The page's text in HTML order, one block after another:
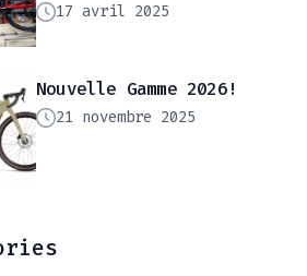
17 avril 2025
Nouvelle Gamme 2026!
21 novembre 2025